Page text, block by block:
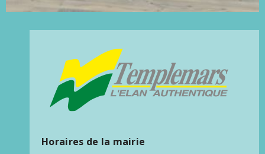
Horaires de la mairie